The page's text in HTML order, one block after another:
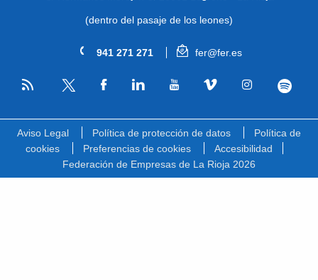
(dentro del pasaje de los leones)
941 271 271 fer@fer.es
RSS
Aviso Legal Política de protección de datos
Política de
cookies
Preferencias de cookies
Accesibilidad
Federación de Empresas de La Rioja 2026